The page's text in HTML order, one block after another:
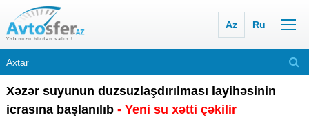
Az Ru
Xəzər suyunun duzsuzlaşdırılması layihəsinin
icrasına başlanılıb - Yeni su xətti çəkilir